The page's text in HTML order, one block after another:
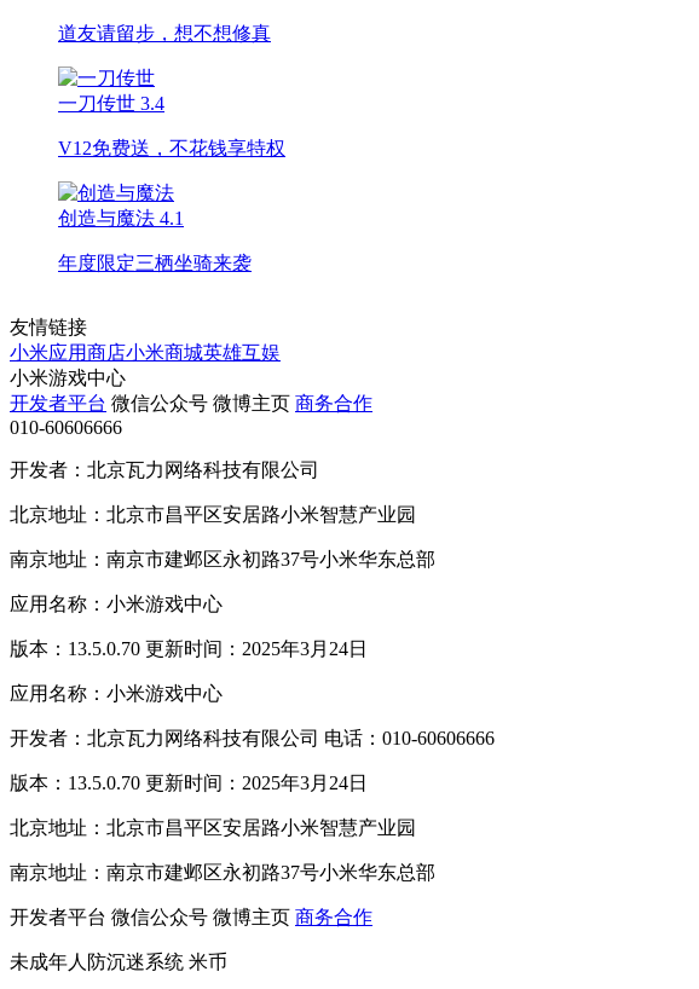
道友请留步，想不想修真
一刀传世 3.4
V12免费送，不花钱享特权
创造与魔法 4.1
年度限定三栖坐骑来袭
友情链接
小米应用商店小米商城英雄互娱
小米游戏中心
开发者平台 微信公众号 微博主页 商务合作
010-60606666
开发者：北京瓦力网络科技有限公司
北京地址：北京市昌平区安居路小米智慧产业园
南京地址：南京市建邺区永初路37号小米华东总部
应用名称：小米游戏中心
版本：13.5.0.70 更新时间：2025年3月24日
应用名称：小米游戏中心
开发者：北京瓦力网络科技有限公司 电话：010-60606666
版本：13.5.0.70 更新时间：2025年3月24日
北京地址：北京市昌平区安居路小米智慧产业园
南京地址：南京市建邺区永初路37号小米华东总部
开发者平台 微信公众号 微博主页 商务合作
未成年人防沉迷系统 米币